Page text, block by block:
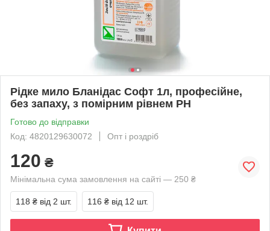
Рідке мило Бланідас Софт 1л, професійне,
без запаху, з помірним рівнем РН
Готово до відправки
Код: 4820129630072
Опт і роздріб
120 ₴
Мінімальна сума замовлення на сайті — 250 ₴
118 ₴ від 2 шт. 116 ₴ від 12 шт.